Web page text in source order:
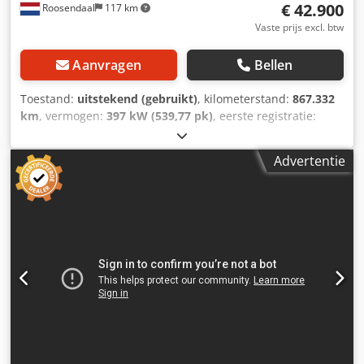
13.482 kg Laadvermogen: 12.518 kg Toelaatbaar
totaalgewicht: 26.000 kg Functioneel Laadklep: Dhollandia
Roosendaal 117 km € 42.900
Vaste prijs excl. btw
Aanvragen Bellen
Toestand: uitstekend (gebruikt), kilometerstand: 867.332
km, vermogen: 397 kW (539,77 pk), eerste registratie:
diesel
brandstof:diesel, remmen:retarder, kleur:overig,
bestuurderscabine:
, soort overbrenging:
automatisch
Uitrusting:
Aanvullende opties en accessoires = - Aluminium
brandstoftank - Centrale deurvergrendeling
afstandbediend - Lane assist - Lane Departure Warning -
Advertentie